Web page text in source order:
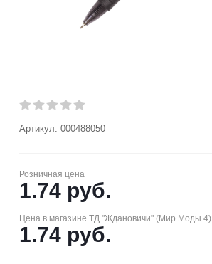
Артикул: 000488050
Розничная цена
1.74 руб.
Цена в магазине ТД "Ждановичи" (Мир Моды 4)
1.74 руб.